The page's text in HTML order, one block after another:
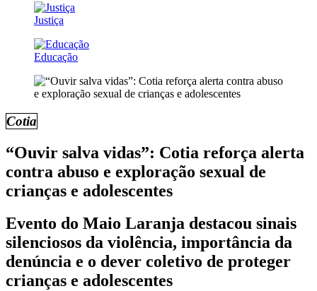
Justiça
Educação
Cotia
“Ouvir salva vidas”: Cotia reforça alerta
contra abuso e exploração sexual de
crianças e adolescentes
Evento do Maio Laranja destacou sinais
silenciosos da violência, importância da
denúncia e o dever coletivo de proteger
crianças e adolescentes